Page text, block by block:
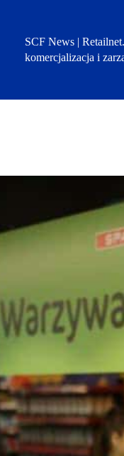
SCF News |
komercjalizacja i